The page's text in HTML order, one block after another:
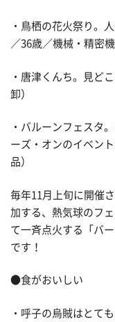
・鳥栖の花火祭り。
／36歳／機械・精密機
・唐津くんち。見ど
卸）
・バルーンフェスタ
ーズ・オンのイベン
品）
毎年11月上旬に開催
加する、熱気球のフ
て一斉点火する「バ
です！
●食がおいしい
・呼子の烏賊はとて